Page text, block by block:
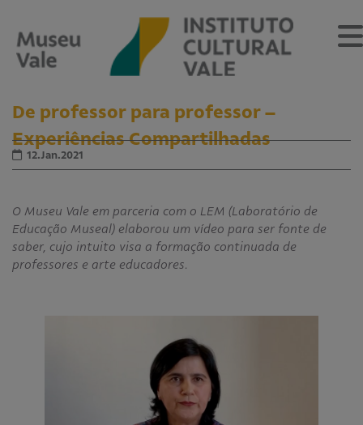
Museu Vale Extramuros
Sobre o Instituto Cultural Vale
Estrutura Organizacional
Centro de Memória
De professor para professor –
Experiências Compartilhadas
12.Jan.2021
O Museu Vale em parceria com o LEM (Laboratório de
Educação Museal) elaborou um vídeo para ser fonte de
saber, cujo intuito visa a formação continuada de
professores e arte educadores.